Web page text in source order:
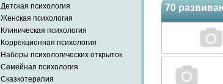
Детская психология
Женская психология
Клиническая психология
Коррекционная психология
Наборы психологических открыток
Семейная психология
Сказкотерапия
70